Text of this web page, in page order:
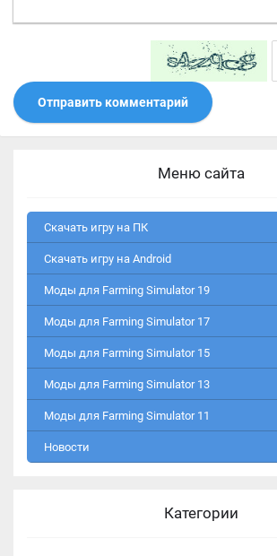
Отправить комментарий
Меню сайта
Скачать игру на ПК
Скачать игру на Android
Моды для Farming Simulator 19
Моды для Farming Simulator 17
Моды для Farming Simulator 15
Моды для Farming Simulator 13
Моды для Farming Simulator 11
Новости
Категории